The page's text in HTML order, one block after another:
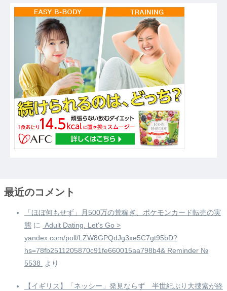
最近のコメント
「ほぼ何もせず」月500万の荒稼ぎ、ポケモンカード転売の実
態 に
️ Adult Dating. Let's Go >
yandex.com/poll/LZW8GPQdJg3xe5C7gt95bD?
hs=78fb2511205870c91fe660015aa798b4& Reminder №
5538 ️
より
【イギリス】「ネッシー」発見ならず 半世紀ぶり大捜索が終